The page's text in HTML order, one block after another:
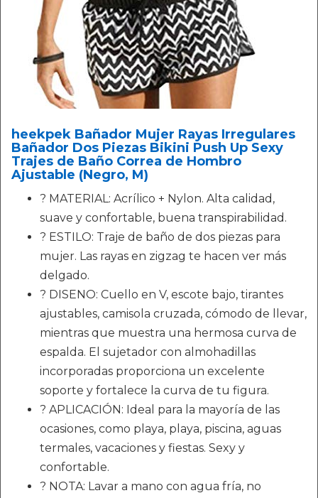
heekpek Bañador Mujer Rayas Irregulares
Bañador Dos Piezas Bikini Push Up Sexy
Trajes de Baño Correa de Hombro
Ajustable (Negro, M)
? MATERIAL: Acrílico + Nylon. Alta calidad,
suave y confortable, buena transpirabilidad.
? ESTILO: Traje de baño de dos piezas para
mujer. Las rayas en zigzag te hacen ver más
delgado.
? DISENO: Cuello en V, escote bajo, tirantes
ajustables, camisola cruzada, cómodo de llevar,
mientras que muestra una hermosa curva de
espalda. El sujetador con almohadillas
incorporadas proporciona un excelente
soporte y fortalece la curva de tu figura.
? APLICACIÓN: Ideal para la mayoría de las
ocasiones, como playa, playa, piscina, aguas
termales, vacaciones y fiestas. Sexy y
confortable.
? NOTA: Lavar a mano con agua fría, no